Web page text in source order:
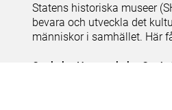
Statens historiska museer
bevara och utveckla det
människor i samhället. Här
Om kakor Hantera kakor Om